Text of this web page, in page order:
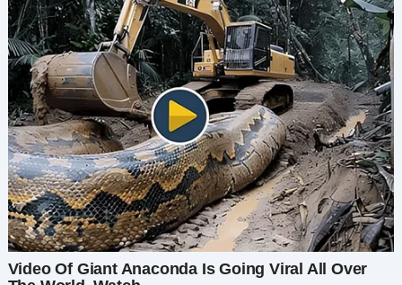
И вдруг раздался стук в дверь. Арнольд замер.
Но это был не сосед. Не почтальон.
Это былТомми.
А за ним — Дженни. Бобби. Сара. И Майкл с
женой.
Все пятеро. Со своими детьми. Со слезами в
глазах.